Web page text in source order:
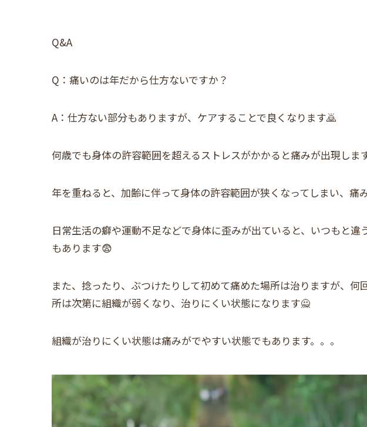
Q&A
Q：痛いのは年だから仕方ないですか？
A：仕方ない部分もありますが、ケアすることで良くなります🙇
何歳でも身体の許容範囲を超えるストレスがかかると痛みが出現しま
年を重ねると、加齢に伴って身体の許容範囲が狭くなってしまい、痛
日常生活の癖や運動不足などで身体に歪みが出ていると、いつもと違
もあります😨
また、捻ったり、ぶつけたりして初めて痛めた場所は治りますが、何
所は次第に組織が弱くなり、治りにくい状態になります🙅
組織が治りにくい状態は痛みがでやすい状態でもあります。。。